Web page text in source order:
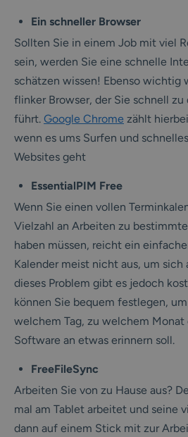
Ein schneller Browser
Sollten Sie in einem Job mit viel
sein, werden Sie eine schnelle
schätzen wissen! Ebenso wichtig
flinker Browser, der Sie schnell
führt. Google Chrome zählt
wenn es ums Surfen und
Websites geht
EssentialPIM Free
Wenn Sie einen vollen
Vielzahl an Arbeiten zu
haben müssen, reicht ein
Kalender meist nicht aus, um sich
dieses Problem gibt es jedoch
können Sie bequem festlegen,
welchem Tag, zu welchem Monat
Software an etwas erinnern soll.
FreeFileSync
Arbeiten Sie von zu Hause aus?
mal am Tablet arbeitet und seine
dann auf einem Stick mit zur